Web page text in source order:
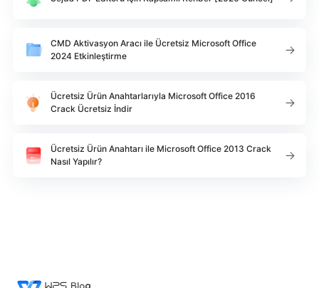
CMD Aktivasyon Aracı ile Ücretsiz Microsoft Office
2024 Etkinleştirme
Ücretsiz Ürün Anahtarlarıyla Microsoft Office 2016
Crack Ücretsiz İndir
Ücretsiz Ürün Anahtarı ile Microsoft Office 2013 Crack
Nasıl Yapılır?